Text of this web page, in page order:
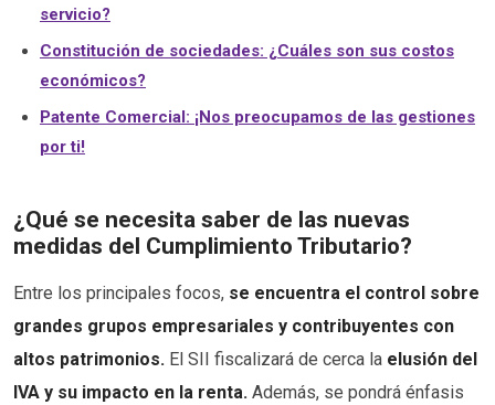
servicio?
Constitución de sociedades: ¿Cuáles son sus costos
económicos?
Patente Comercial: ¡Nos preocupamos de las gestiones
por ti!
¿Qué se necesita saber de las nuevas
medidas del Cumplimiento Tributario?
Entre los principales focos, se encuentra el control sobre
grandes grupos empresariales y contribuyentes con
altos patrimonios. El SII fiscalizará de cerca la elusión del
IVA y su impacto en la renta. Además, se pondrá énfasis